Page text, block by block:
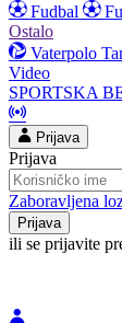
Fudbal
Ostalo
Vaterpolo
Video
SPORTSKA
Prijava
Prijava
Zaboravljena
ili se prijavite